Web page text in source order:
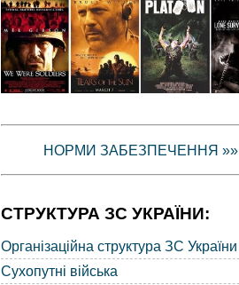
НОРМИ ЗАБЕЗПЕЧЕННЯ »»
СТРУКТУРА ЗС УКРАЇНИ:
Організаційна структура ЗС України
Сухопутні війська